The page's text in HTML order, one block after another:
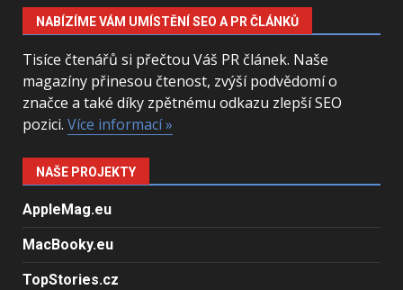
NABÍZÍME VÁM UMÍSTĚNÍ SEO A PR ČLÁNKŮ
Tisíce čtenářů si přečtou Váš PR článek. Naše
magazíny přinesou čtenost, zvýší podvědomí o
značce a také díky zpětnému odkazu zlepší SEO
pozici. Více informací »
NAŠE PROJEKTY
AppleMag.eu
MacBooky.eu
TopStories.cz